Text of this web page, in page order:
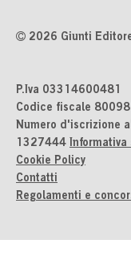
2026 Giunti
P.Iva 03314600481
Codice fiscale
Numero d'iscrizione
1327444
Cookie Policy
Contatti
Regolamenti e